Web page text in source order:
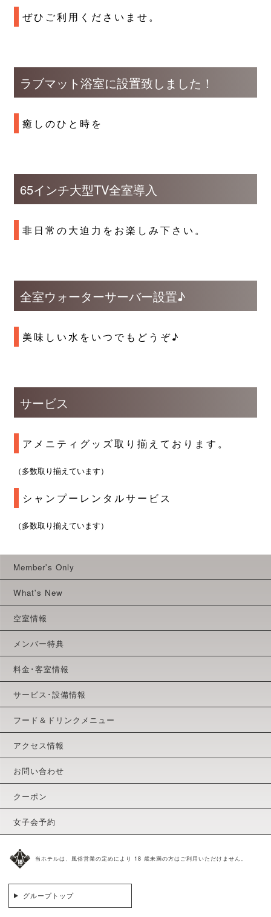
ぜひご利用くださいませ。
ラブマット浴室に設置致しました！
癒しのひと時を
65インチ大型TV全室導入
非日常の大迫力をお楽しみ下さい。
全室ウォーターサーバー設置♪
美味しい水をいつでもどうぞ♪
サービス
アメニティグッズ取り揃えております。
（多数取り揃えています）
シャンプーレンタルサービス
（多数取り揃えています）
Member's Only
What's New
空室情報
メンバー特典
料金･客室情報
サービス･設備情報
フード＆ドリンクメニュー
アクセス情報
お問い合わせ
クーポン
女子会予約
当ホテルは、風俗営業の定めにより 18 歳未満の方はご利用いただけません。
グループトップ